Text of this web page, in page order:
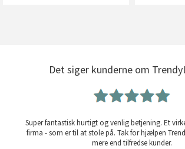
Det siger kunderne om
Super fantastisk hurtigt og venlig betjening. Et
firma - som er til at stole på. Tak for hjælpen
mere end tilfredse kunder.